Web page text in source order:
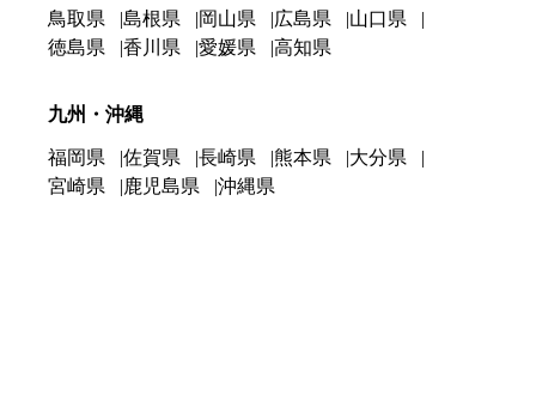
鳥取県 島根県 岡山県 広島県
山口県
徳島県
香川県 愛媛県 高知県
九州・沖縄
福岡県 佐賀県 長崎県 熊本県
大分県
宮崎県
鹿児島県 沖縄県